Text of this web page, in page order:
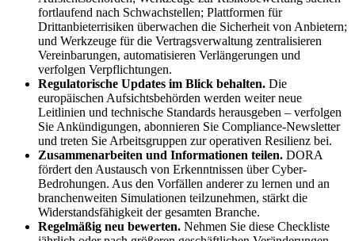
fortlaufend nach Schwachstellen; Plattformen für
Drittanbieterrisiken überwachen die Sicherheit von Anbietern;
und Werkzeuge für die Vertragsverwaltung zentralisieren
Vereinbarungen, automatisieren Verlängerungen und
verfolgen Verpflichtungen.
Regulatorische Updates im Blick behalten. Die
europäischen Aufsichtsbehörden werden weiter neue
Leitlinien und technische Standards herausgeben – verfolgen
Sie Ankündigungen, abonnieren Sie Compliance-Newsletter
und treten Sie Arbeitsgruppen zur operativen Resilienz bei.
Zusammenarbeiten und Informationen teilen. DORA
fördert den Austausch von Erkenntnissen über Cyber-
Bedrohungen. Aus den Vorfällen anderer zu lernen und an
branchenweiten Simulationen teilzunehmen, stärkt die
Widerstandsfähigkeit der gesamten Branche.
Regelmäßig neu bewerten. Nehmen Sie diese Checkliste